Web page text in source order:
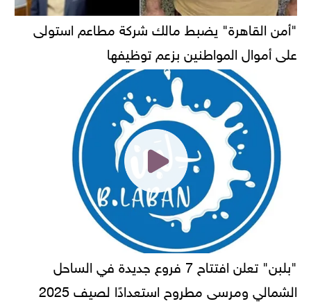
"أمن القاهرة" يضبط مالك شركة مطاعم استولى
على أموال المواطنين بزعم توظيفها
"بلبن" تعلن افتتاح 7 فروع جديدة في الساحل
الشمالي ومرسى مطروح استعدادًا لصيف 2025